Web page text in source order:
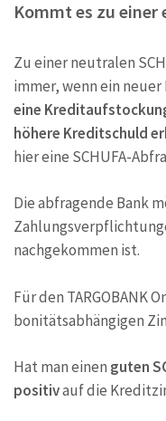
Kommt es zu einer
Zu einer neutralen
immer, wenn ein
eine
höhere Kreditschuld
hier eine SCHUFA-
Die abfragende Bank
nachgekommen ist.
Für den TARGOBANK
bonitätsabhängigen
Hat man einen guten
positivauf die